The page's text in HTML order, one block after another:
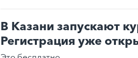
В Казани запускают
Регистрация уже